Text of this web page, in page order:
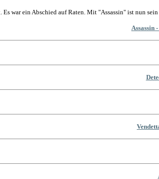
war ein Abschied auf Raten. Mit "Assassin" ist nun
Assassin